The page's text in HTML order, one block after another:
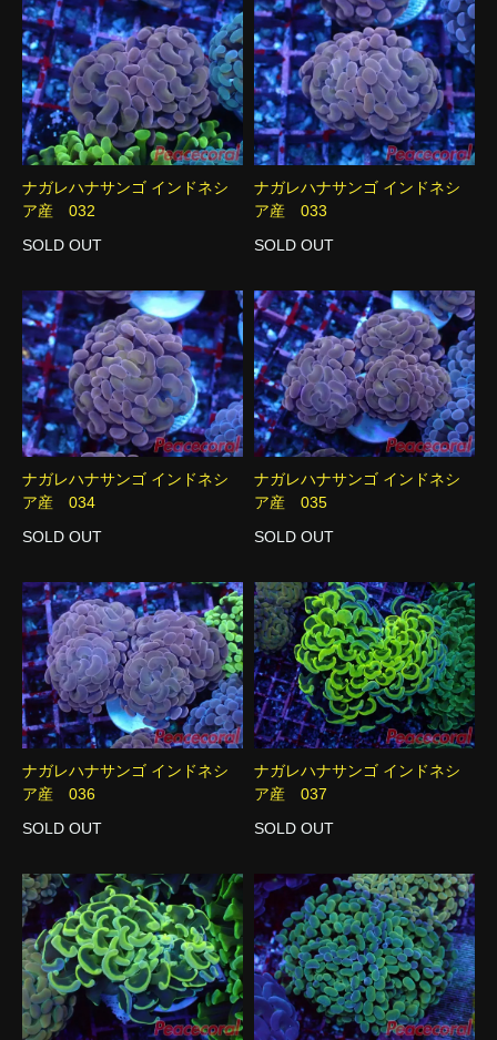
ナガレハナサンゴ インドネシ
ア産 032
SOLD OUT
ナガレハナサンゴ インドネシ
ア産 033
SOLD OUT
ナガレハナサンゴ インドネシ
ア産 034
SOLD OUT
ナガレハナサンゴ インドネシ
ア産 035
SOLD OUT
ナガレハナサンゴ インドネシ
ア産 036
SOLD OUT
ナガレハナサンゴ インドネシ
ア産 037
SOLD OUT